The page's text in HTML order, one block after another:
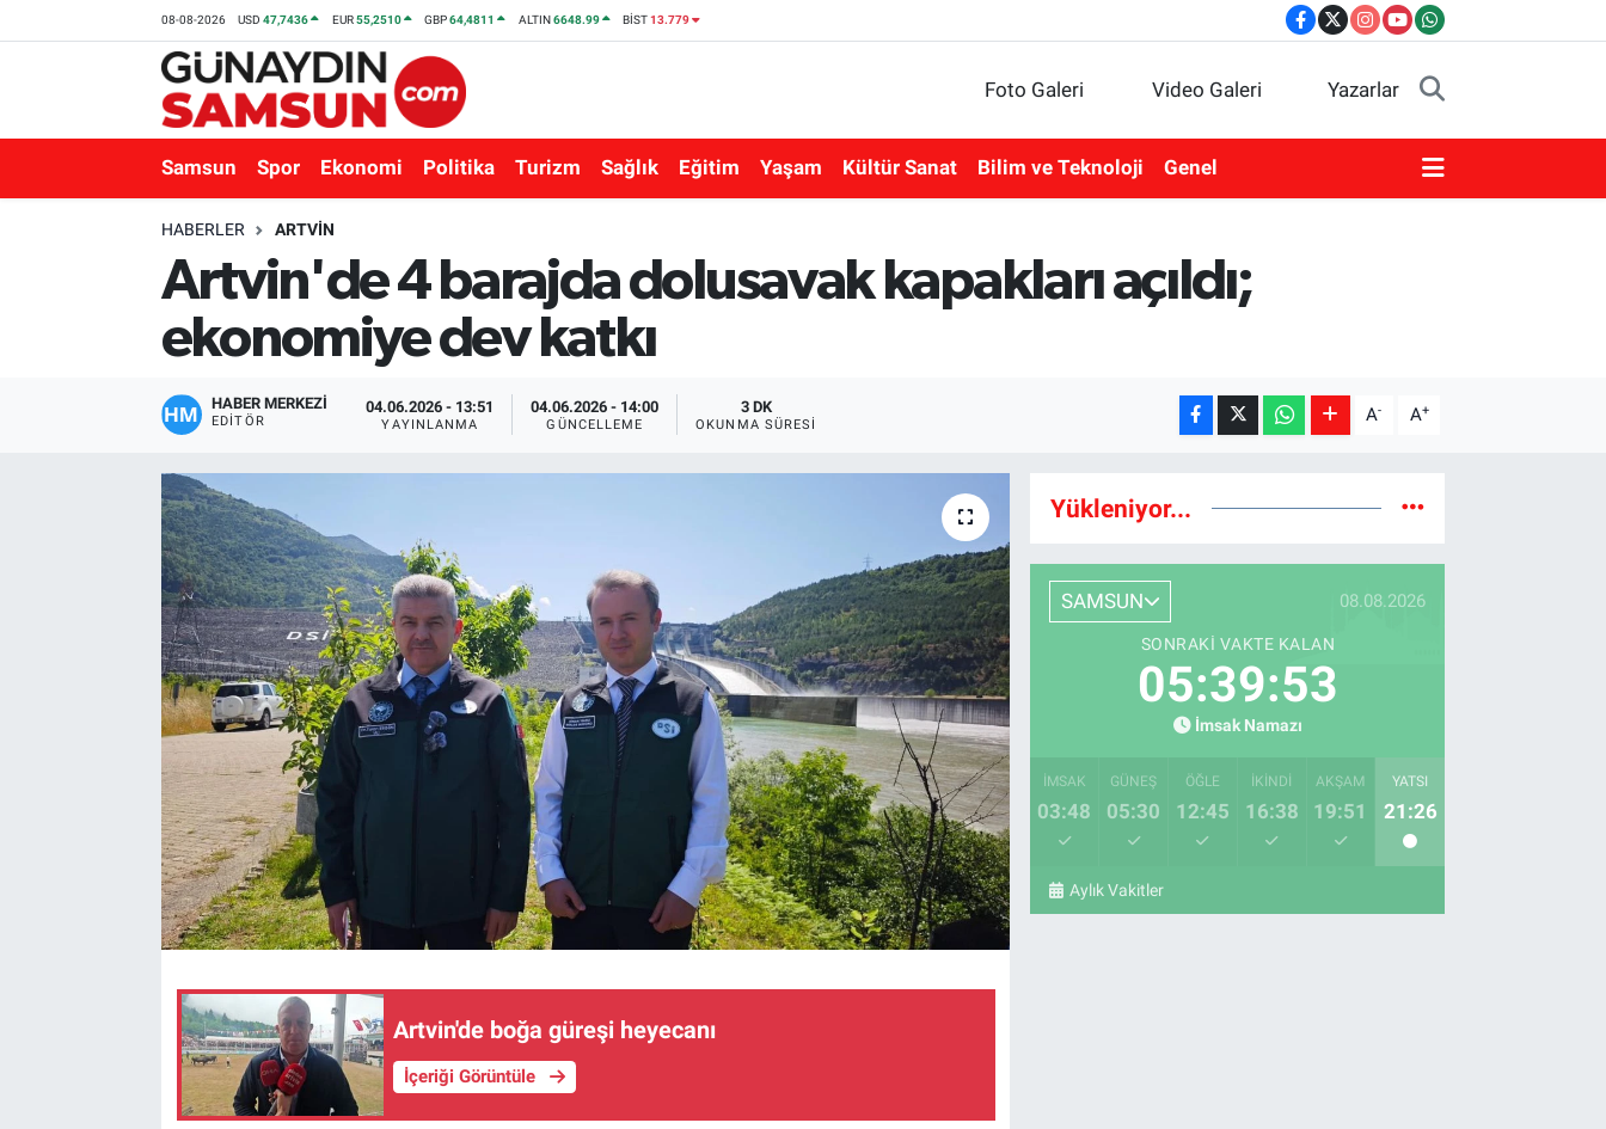
08-08-2026 USD47,7436 EUR55,2510 GBP64,4811 ALTIN6648.99 BİST13.779
Foto Galeri Video Galeri Yazarlar
Samsun Spor Ekonomi Politika Turizm Sağlık Eğitim Yaşam Kültür Sanat Bilim ve Teknoloji Genel
HABERLER ARTVIN
Artvin'de 4 barajda dolusavak kapakları açıldı;
ekonomiye dev katkı
HABER MERKEZİ
EDITÖR
04.06.2026 - 13:51
YAYINLANMA
04.06.2026 - 14:00
GÜNCELLEME
3 DK
OKUNMA SÜRESI A- A+
Artvin'de boğa güreşi heyecanı
İçeriği Görüntüle
Yükleniyor...
SAMSUN 08.08.2026
SONRAKI VAKTE KALAN
05:39:52
İmsak Namazı
İMSAK
03:48
GÜNEŞ
05:30
ÖĞLE
12:45
İKINDI
16:38
AKŞAM
19:51
YATSI
21:26
Aylık Vakitler
Kültür Sanat
Bilim ve Teknoloji
Nöbetçi Eczaneler
Süper Lig Puan Durumu ve Fikstür
Tüm Manşetler
Son Dakika Haberleri